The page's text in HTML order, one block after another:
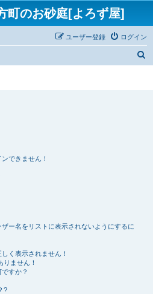
のお砂庭[よろず屋]
ログイン
ユーザー登録
できません！
ー名をリストに表示されないようにするに
く表示されません！
りません！
すか？
?